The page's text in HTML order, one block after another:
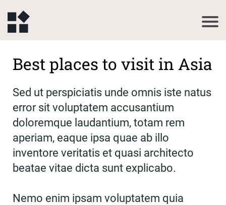
Best places to visit in Asia
Sed ut perspiciatis unde omnis iste natus
error sit voluptatem accusantium
doloremque laudantium, totam rem
aperiam, eaque ipsa quae ab illo
inventore veritatis et quasi architecto
beatae vitae dicta sunt explicabo.
Nemo enim ipsam voluptatem quia